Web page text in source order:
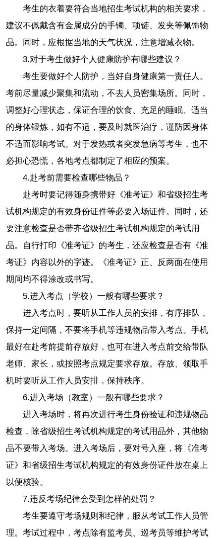
考生的衣着要符合当地招生考试机构的相关要求，
建议不佩戴含有金属成分的手镯、项链、发夹等佩饰物
品。同时，应根据当地的天气状况，注意增减衣物。
3.对于考生做好个人健康防护有哪些建议？
考生要做好个人防护，当好自身健康第一责任人。
考前尽量减少聚集和流动，不去人员密集场所。同时，
调整好心理状态，保证合理的饮食、充足的睡眠、适当
的身体锻炼，如有不适，要及时就医治疗，谨防因身体
不适而影响考试。对于发热或者突发急病等考生，也不
必担心恐慌，各地考点都制定了相应的预案。
4.赴考前需要检查哪些物品？
赴考时要记得随身携带好《准考证》和省级招生考
试机构规定的有效身份证件等必要入场证件。同时，还
要注意检查是否带齐省级招生考试机构规定的考试用
品。自行打印《准考证》的考生，还应检查是否有《准
考证》内容以外的字迹。《准考证》正、反两面在使用
期间均不得涂改或书写。
5.进入考点（学校）一般有哪些要求？
进入考点时，要听从工作人员的安排，有序排队，
保持一定间隔，不要将手机等违规物品带入考点。手机
最好在赴考前提前存放好，也可在进入考点前交给带队
老师、家长，或按照考点规定要求存放。存放、领取手
机时要听从工作人员安排，保持秩序。
6.进入考场（教室）一般有哪些要求？
进入考场时，将再次进行考生身份验证和违规物品
检查，除省级招生考试机构规定的考试用品外，其他物
品不要带入考场。进入考场后，要对号入座，将《准考
证》和省级招生考试机构规定的有效身份证件放在桌上
以便核验。
7.违反考场纪律会受到怎样的处罚？
考生要遵守考场规则和纪律，服从考试工作人员管
理。考试过程中，考点除有监考员、巡考员等维护考试